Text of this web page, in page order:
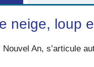
neige, loup
An, s’articule